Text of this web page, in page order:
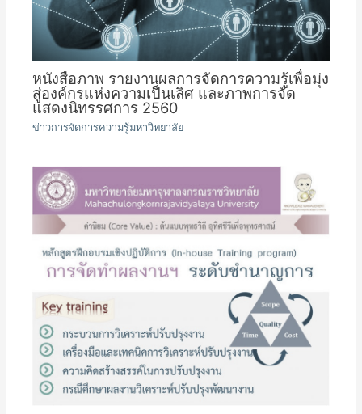
หนังสือภาพ รายงานผลการจัดการความรู้เพื่อมุ่ง
สู่องค์กรแห่งความเป็นเลิศ และภาพการจัด
แสดงนิทรรศการ 2560
ข่าวการจัดการความรู้มหาวิทยาลัย